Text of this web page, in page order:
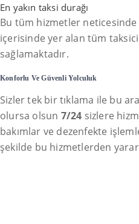
En yakın taksi durağı
Bu tüm hizmetler neticesinde
içerisinde yer alan tüm
sağlamaktadır.
Konforlu Ve Güvenli Yolculuk
Sizler tek bir tıklama ile bu
olursa olsun 7/24 sizlere
bakımlar ve dezenfekte
şekilde bu hizmetlerden